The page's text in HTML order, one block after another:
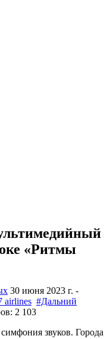
«Ритмы
30 июня 2023 г. -
airlines #Дальний
2 103
звуков. Города